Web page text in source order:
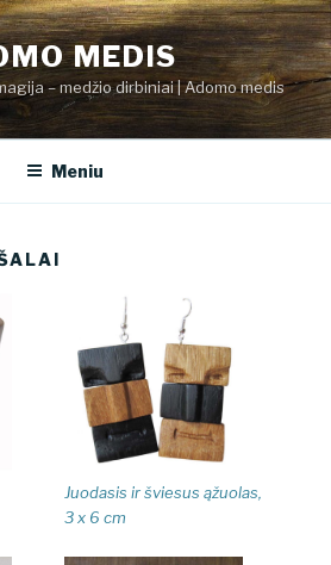
MEDIS
– medžio dirbiniai | Adomo medis
Meniu
Juodasis ir šviesus ąžuolas,
3 x 6 cm